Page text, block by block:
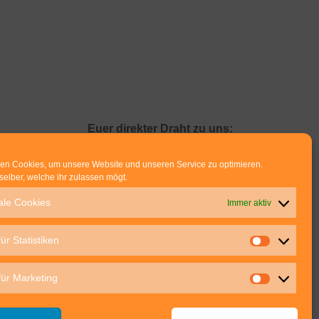
Cookies, um unsere Website und unseren Service zu optimieren.
welche ihr zulassen mögt.
Cookies Immer aktiv
Statistiken
Marketing
Euer direkter Draht zu uns:
Holderbuschweg 48
70563 Stuttgart
post@outdoor-hochgenuss.de